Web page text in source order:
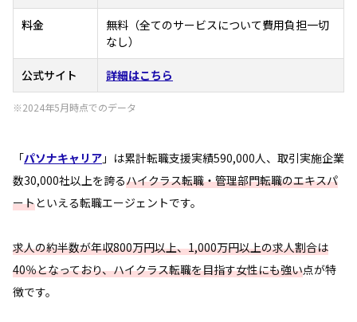
料金
無料（全てのサービスについて費用負担一切
なし）
公式サイト 詳細はこちら
※2024年5月時点でのデータ
「パソナキャリア 」は累計転職支援実績590,000人、取引実施企業
数30,000社以上を誇るハイクラス転職・管理部門転職のエキスパ
ートといえる転職エージェントです。
求人の約半数が年収800万円以上、1,000万円以上の求人割合は
40％となっており、ハイクラス転職を目指す女性にも強い点が特
徴です。